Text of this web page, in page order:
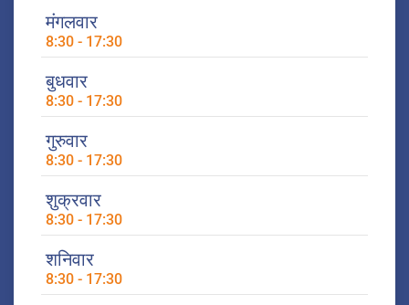
मंगलवार
8:30 - 17:30
बुधवार
8:30 - 17:30
गुरुवार
8:30 - 17:30
शुक्रवार
8:30 - 17:30
शनिवार
8:30 - 17:30